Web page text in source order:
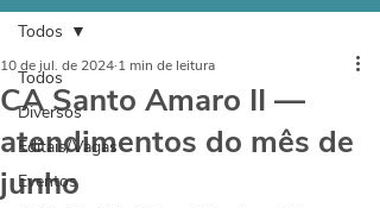
Todos
Diversos
Editais/Vagas
Eventos
Todos
CA Santo Amaro II —
atendimentos do mês de
junho
10 de jul. de 2024 1 min de leitura